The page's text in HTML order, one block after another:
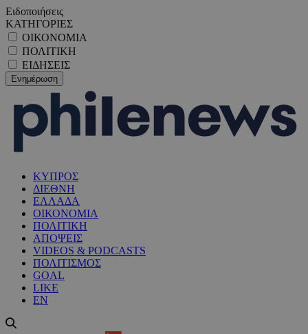
Ειδοποιήσεις
ΚΑΤΗΓΟΡΙΕΣ
ΟΙΚΟΝΟΜΙΑ
ΠΟΛΙΤΙΚΗ
ΕΙΔΗΣΕΙΣ
ΚΥΠΡΟΣ
ΔΙΕΘΝΗ
ΕΛΛΑΔΑ
ΟΙΚΟΝΟΜΙΑ
ΠΟΛΙΤΙΚΗ
ΑΠΟΨΕΙΣ
VIDEOS & PODCASTS
ΠΟΛΙΤΙΣΜΟΣ
GOAL
LIKE
EN